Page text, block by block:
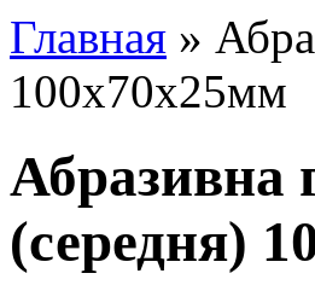
Главная »
100x70x25мм
Абразивна
(середня)